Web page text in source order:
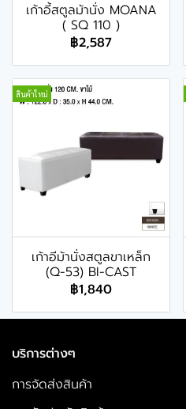
เก้าอี้สตูลม้านั่ง MOANA
( SQ 110 )
฿2,587
สินค้าใหม่
เก้าอีม้านั่งสตูลขาเหล็ก
(Q-53) BI-CAST
฿1,840
บริการต่างๆ
การจัดส่งสินค้า